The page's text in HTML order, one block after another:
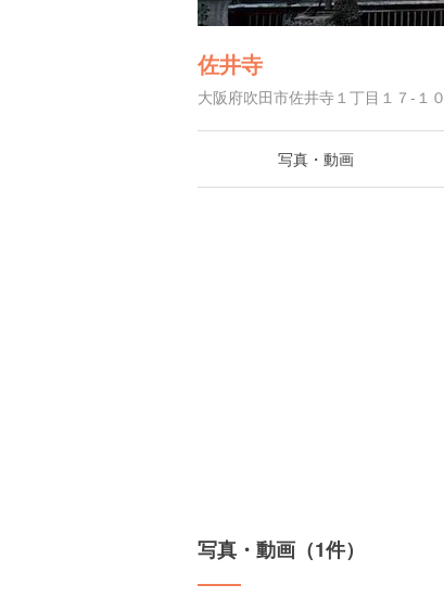
佐井寺
大阪府吹田市佐井寺１丁目１７-１０
写真・動画
写真・動画（1件）